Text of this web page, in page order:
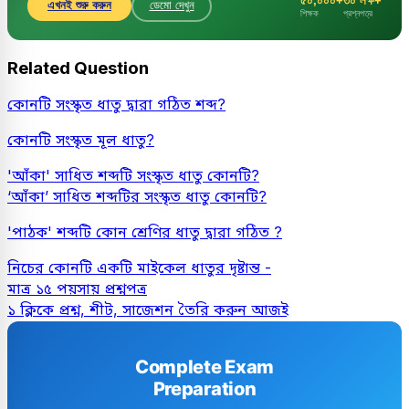
এখনই শুরু করুন ডেমো দেখুন
শিক্ষক প্রশ্নপত্র
Related Question
কোনটি সংস্কৃত ধাতু দ্বারা গঠিত শব্দ?
কোনটি সংস্কৃত মূল ধাতু?
'আঁকা' সাধিত শব্দটি সংস্কৃত ধাতু কোনটি?
‘আঁকা’ সাধিত শব্দটির সংস্কৃত ধাতু কোনটি?
'পাঠক' শব্দটি কোন শ্রেণির ধাতু দ্বারা গঠিত ?
নিচের কোনটি একটি মাইকেল ধাতুর দৃষ্টান্ত -
মাত্র ১৫ পয়সায় প্রশ্নপত্র
১ ক্লিকে প্রশ্ন, শীট, সাজেশন তৈরি করুন আজই
Complete Exam
Preparation